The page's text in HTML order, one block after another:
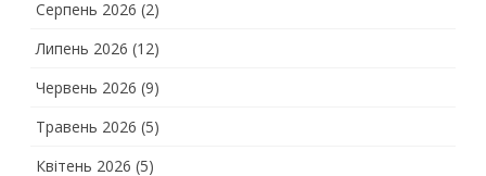
Серпень 2026 (2)
Липень 2026 (12)
Червень 2026 (9)
Травень 2026 (5)
Квітень 2026 (5)